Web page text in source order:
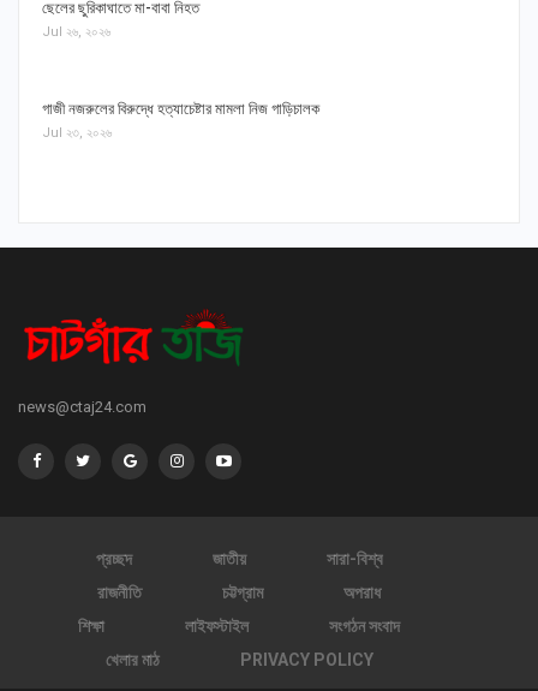
ছেলের ছুরিকাঘাতে মা-বাবা নিহত
Jul ২৬, ২০২৬
গাজী নজরুলের বিরুদ্ধে হত্যাচেষ্টার মামলা নিজ গাড়িচালক
Jul ২৩, ২০২৬
news@ctaj24.com
প্রচ্ছদ জাতীয়
সারা-বিশ্ব
রাজনীতি
চট্টগ্রাম
অপরাধ
শিক্ষা
লাইফস্টাইল
সংগঠন সংবাদ
খেলার মাঠ
PRIVACY POLICY